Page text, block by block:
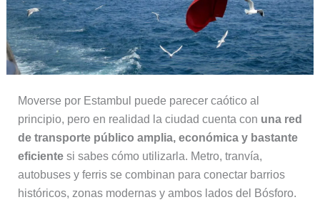
Moverse por Estambul puede parecer caótico al
principio, pero en realidad la ciudad cuenta con una red
de transporte público amplia, económica y bastante
eficientesi sabes cómo utilizarla. Metro, tranvía,
autobuses y ferris se combinan para conectar barrios
históricos, zonas modernas y ambos lados del Bósforo.